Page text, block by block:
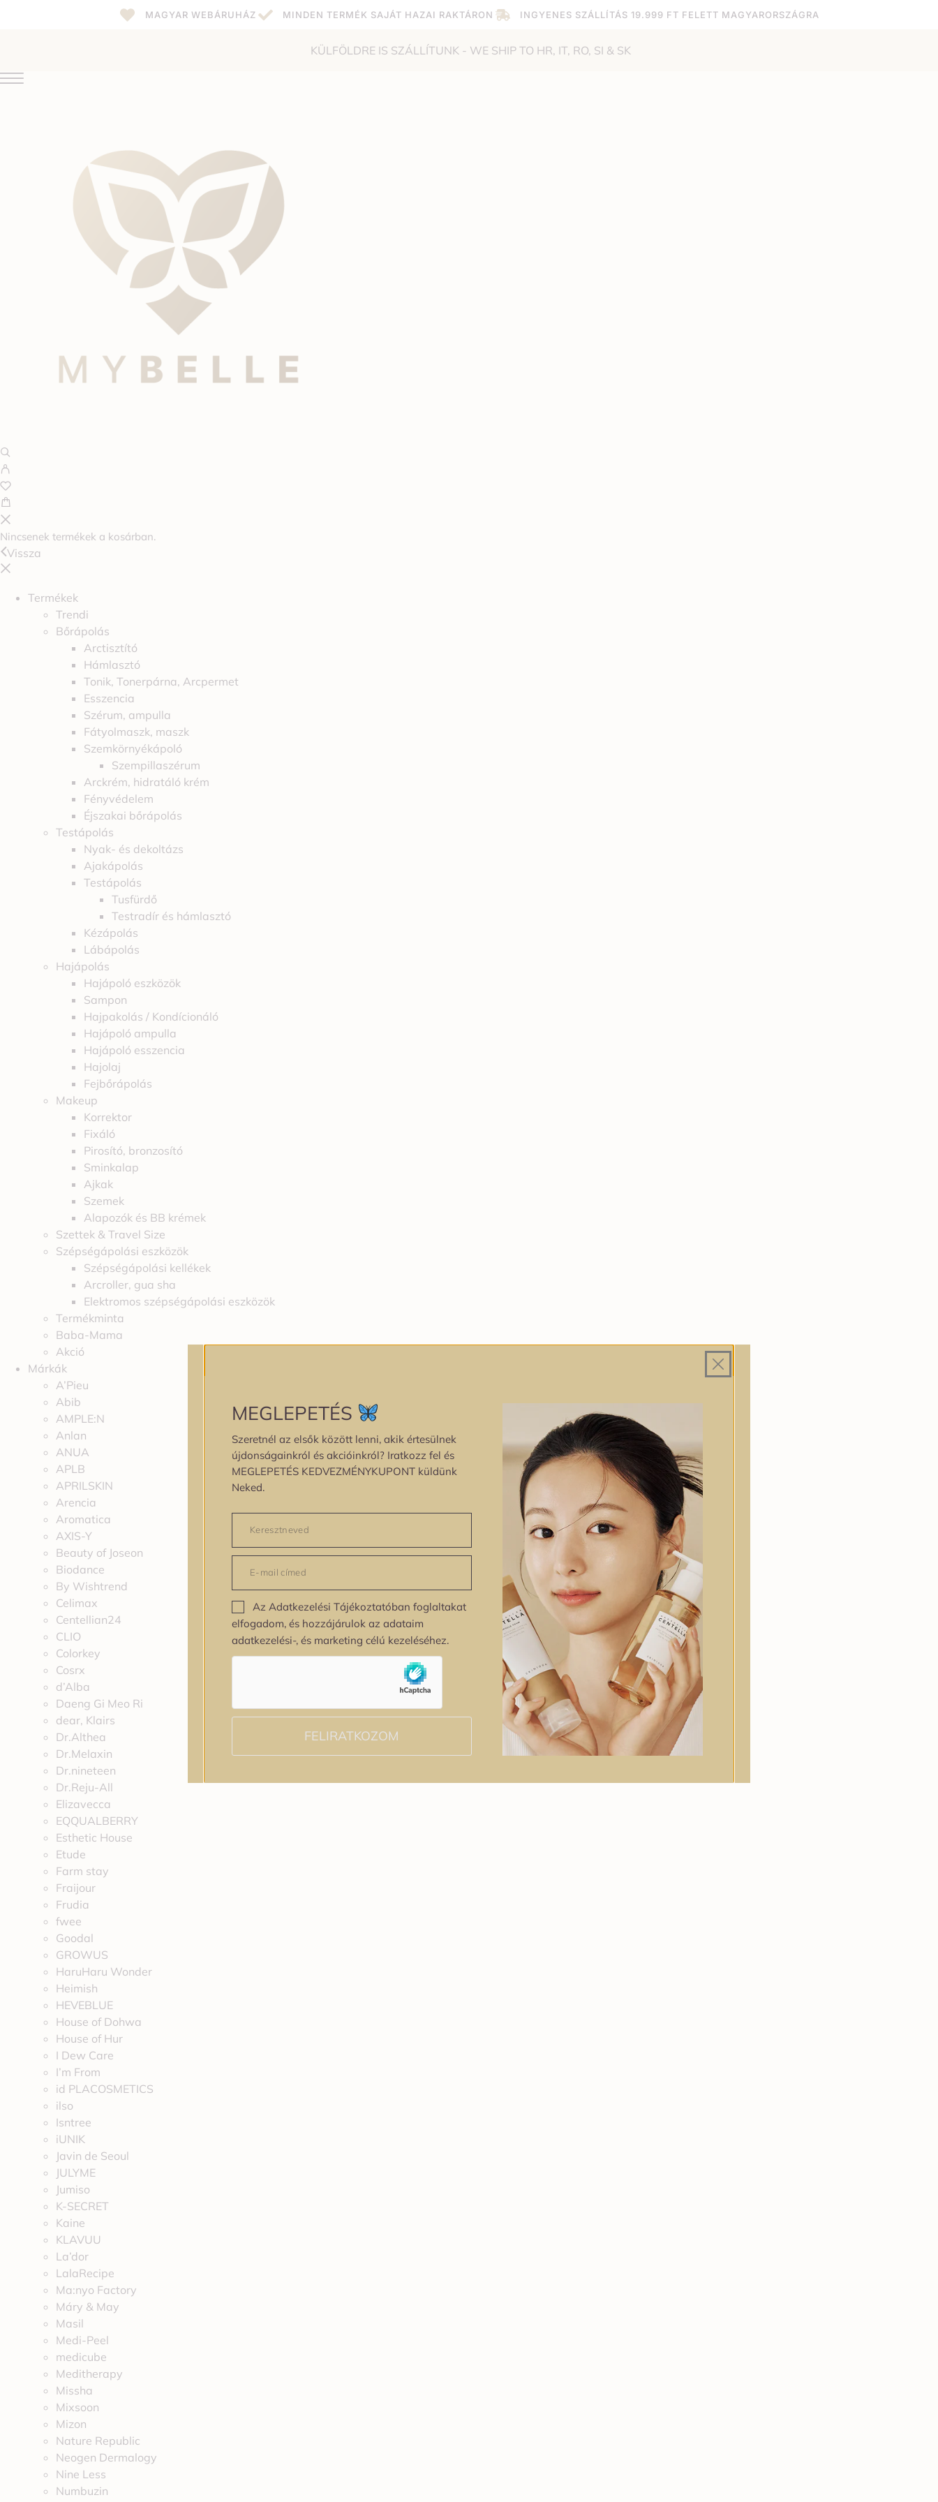
MAGYAR WEBÁRUHÁZ MINDEN TERMÉK SAJÁT HAZAI RAKTÁRON INGYENES SZÁLLÍTÁS 19.999 FT FELETT MAGYARORSZÁGRA
KÜLFÖLDRE IS SZÁLLÍTUNK - WE SHIP TO HR, IT, RO, SI & SK
Nincsenek termékek a kosárban.
Vissza
Termékek
Trendi
Bőrápolás
Arctisztító
Hámlasztó
Tonik, Tonerpárna, Arcpermet
Esszencia
Szérum, ampulla
Fátyolmaszk, maszk
Szemkörnyékápoló
Szempillaszérum
Arckrém, hidratáló krém
Fényvédelem
Éjszakai bőrápolás
Testápolás
Nyak- és dekoltázs
Ajakápolás
Testápolás
Tusfürdő
Testradír és hámlasztó
Kézápolás
Lábápolás
Hajápolás
Hajápoló eszközök
Sampon
Hajpakolás / Kondícionáló
Hajápoló ampulla
Hajápoló esszencia
Hajolaj
Fejbőrápolás
Makeup
Korrektor
Fixáló
Pirosító, bronzosító
Sminkalap
Ajkak
Szemek
Alapozók és BB krémek
Szettek & Travel Size
Szépségápolási eszközök
Szépségápolási kellékek
Arcroller, gua sha
Elektromos szépségápolási eszközök
Termékminta
Baba-Mama
Akció
Márkák
A’Pieu
Abib
AMPLE:N
Anlan
ANUA
APLB
APRILSKIN
Arencia
Aromatica
AXIS-Y
Beauty of Joseon
Biodance
By Wishtrend
Celimax
Centellian24
CLIO
Colorkey
Cosrx
d’Alba
Daeng Gi Meo Ri
dear, Klairs
Dr.Althea
Dr.Melaxin
Dr.nineteen
Dr.Reju-All
Elizavecca
EQQUALBERRY
Esthetic House
Etude
Farm stay
Fraijour
Frudia
fwee
Goodal
GROWUS
HaruHaru Wonder
Heimish
HEVEBLUE
House of Dohwa
House of Hur
I Dew Care
I’m From
id PLACOSMETICS
ilso
Isntree
iUNIK
Javin de Seoul
JULYME
Jumiso
K-SECRET
Kaine
KLAVUU
La’dor
LalaRecipe
Ma:nyo Factory
Máry & May
Masil
Medi-Peel
medicube
Meditherapy
Missha
Mixsoon
Mizon
Nature Republic
Neogen Dermalogy
Nine Less
Numbuzin
MEGLEPETÉS
Szeretnél az elsők között lenni, akik értesülnek
újdonságainkról és akcióinkról? Iratkozz fel és
MEGLEPETÉS KEDVEZMÉNYKUPONT küldünk
Neked.
Az Adatkezelési Tájékoztatóban foglaltakat
elfogadom, és hozzájárulok az adataim
adatkezelési-, és marketing célú kezeléséhez.
FELIRATKOZOM